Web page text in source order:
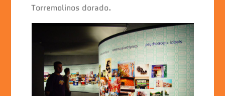
Torremolinos dorado.